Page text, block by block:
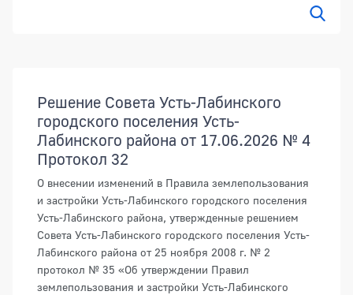
Решение Совета Усть-Лабинского
городского поселения Усть-
Лабинского района от 17.06.2026 № 4
Протокол 32
О внесении изменений в Правила землепользования
и застройки Усть-Лабинского городского поселения
Усть-Лабинского района, утвержденные решением
Совета Усть-Лабинского городского поселения Усть-
Лабинского района от 25 ноября 2008 г. № 2
протокол № 35 «Об утверждении Правил
землепользования и застройки Усть-Лабинского